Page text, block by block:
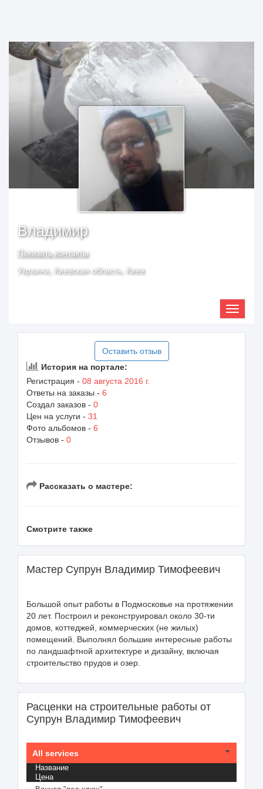
Владимир
Показать контакты
Украина, Киевская область, Киев
Оставить отзыв
История на портале:
Регистрация - 08 августа 2016 г.
Ответы на заказы - 6
Создал заказов - 0
Цен на услуги - 31
Фото альбомов - 6
Отзывов - 0
Рассказать о мастере:
Смотрите также
Мастер Супрун Владимир Тимофеевич
Большой опыт работы в Подмосковье на протяжении
20 лет. Построил и реконструировал около 30-ти
домов, коттеджей, коммерческих (не жилых)
помещений. Выполнял большие интересные работы
по ландшафтной архитектуре и дизайну, включая
строительство прудов и озер.
Расценки на строительные работы от
Супрун Владимир Тимофеевич
All services
Название
Цена